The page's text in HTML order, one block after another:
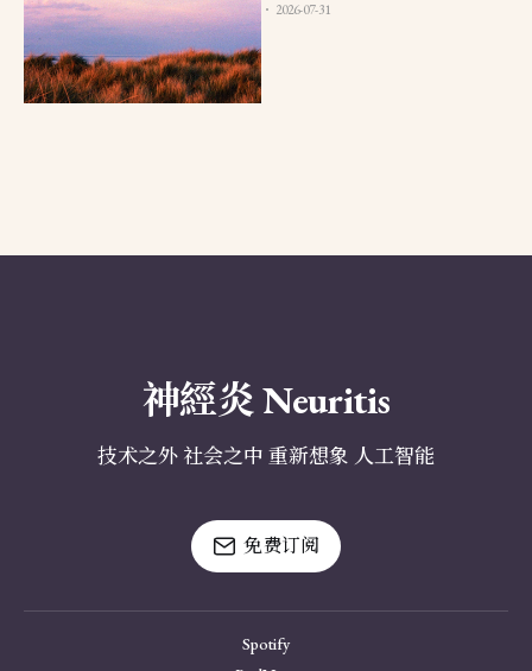
2026-07-31
神經炎 Neuritis
技术之外 社会之中 重新想象 人工智能
免费订阅
Spotify